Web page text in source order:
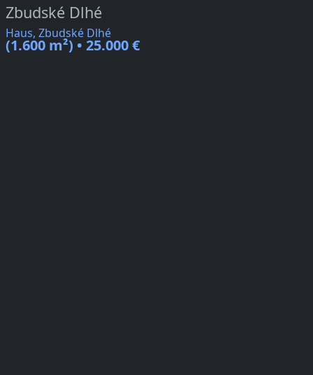
Zbudské Dlhé
Haus, Zbudské Dlhé
(1.600 m²) • 25.000 €